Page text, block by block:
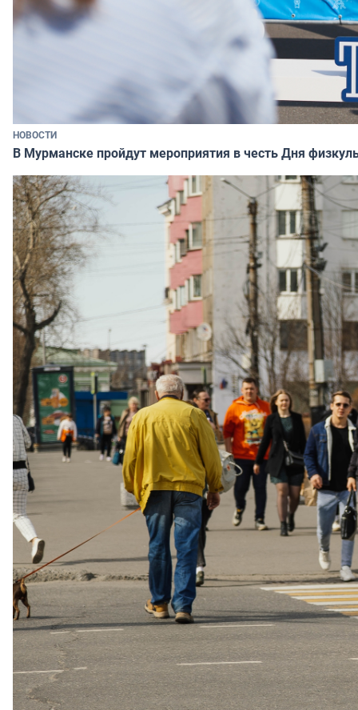
НОВОСТИ
В Мурманске пройдут мероприятия в честь Дня